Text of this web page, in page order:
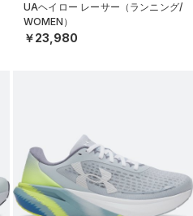
UAヘイロー レーサー（ランニング/
WOMEN）
￥23,980